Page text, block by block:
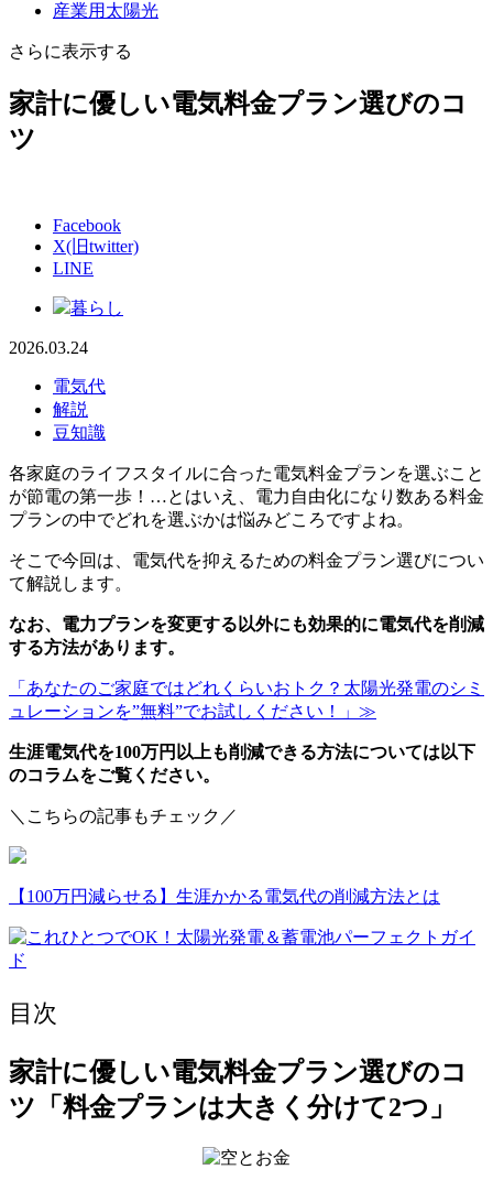
産業用太陽光
さらに表示する
家計に優しい電気料金プラン選びのコ
ツ
Facebook
X(旧twitter)
LINE
暮らし
2026.03.24
電気代
解説
豆知識
各家庭のライフスタイルに合った電気料金プランを選ぶこと
が節電の第一歩！…とはいえ、電力自由化になり数ある料金
プランの中でどれを選ぶかは悩みどころですよね。
そこで今回は、電気代を抑えるための料金プラン選びについ
て解説します。
なお、電力プランを変更する以外にも効果的に電気代を削減
する方法があります。
「あなたのご家庭ではどれくらいおトク？太陽光発電のシミ
ュレーションを”無料”でお試しください！」≫
生涯電気代を100万円以上も削減できる方法については以下
のコラムをご覧ください。
＼こちらの記事もチェック／
【100万円減らせる】生涯かかる電気代の削減方法とは
目次
家計に優しい電気料金プラン選びのコ
ツ「料金プランは大きく分けて2つ」